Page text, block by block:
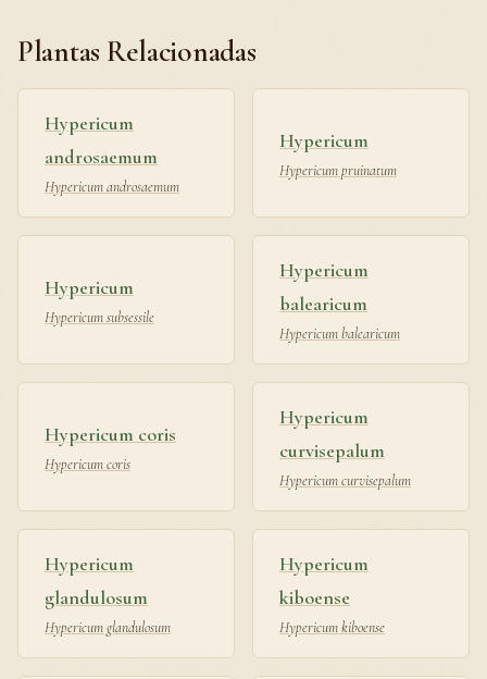
Plantas Relacionadas
Hypericum
androsaemum
Hypericum androsaemum
Hypericum
Hypericum pruinatum
Hypericum
Hypericum subsessile
Hypericum
balearicum
Hypericum balearicum
Hypericum coris
Hypericum coris
Hypericum
curvisepalum
Hypericum curvisepalum
Hypericum
glandulosum
Hypericum glandulosum
Hypericum
kiboense
Hypericum kiboense